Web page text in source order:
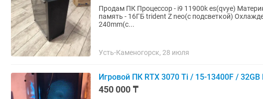
Продам ПК Процессор - i9 11900k es(qvye)
память - 16ГБ trident Z neo(с подсветкой)
240mm(с...
Усть-Каменогорск, 28 июля
Игровой ПК RTX 3070 Ti / 15-13400F / 32GB
450 000 ₸